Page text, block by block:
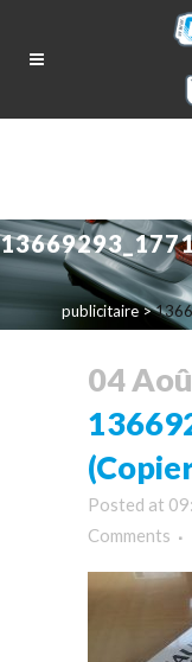
publicitaire>
04
Posted at
Comments